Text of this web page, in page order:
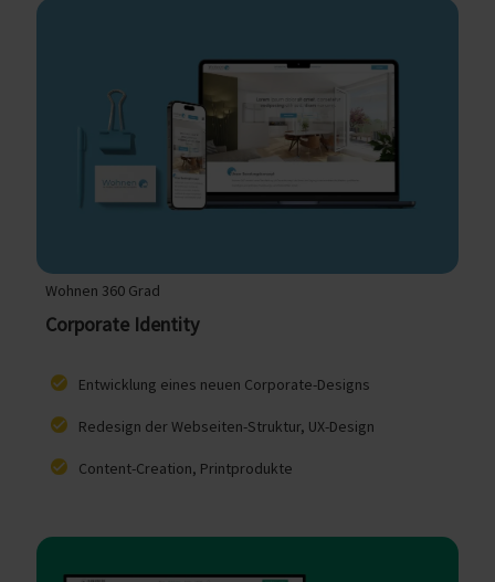
Wohnen 360 Grad
Corporate Identity
Entwicklung eines neuen Corporate-Designs
Redesign der Webseiten-Struktur, UX-Design
Content-Creation, Printprodukte